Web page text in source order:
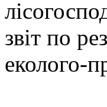
звіт по
еколого-